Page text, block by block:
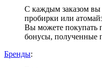
С каждым заказом вы
пробирки или
Вы можете покупать
бонусы, полученные
Бренды: